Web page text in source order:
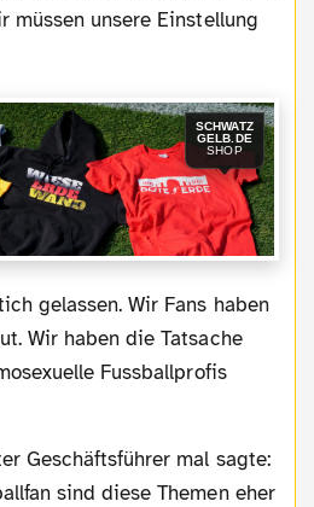
müssen unsere Einstellung
SCHWATZ
GELB.DE
SHOP
Wir haben die Tatsache
Fussballprofis
sind diese Themen eher